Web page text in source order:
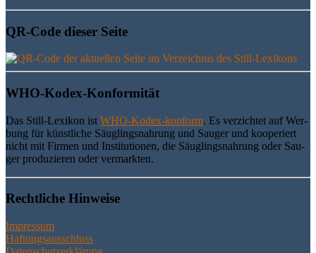
QR-Code die­ser Seite
WHO-Kodex-Kon­for­mi­tät
Das Still-Lexi­kon ist WHO-Kodex-kon­form. Es ver­zich­tet auf Wer­
bung für künst­li­che Säug­lings­nah­rung und Sau­ger und koope­riert
nicht mit Fir­men und Insti­tu­tio­nen, die Säug­lings­nah­rung oder Sau­
ger pro­du­zie­ren oder vermarkten.
Recht­li­che Hinweise
Impressum
Haftungsausschluss